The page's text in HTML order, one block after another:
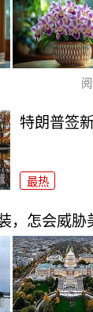
特朗普签
最热
，怎会威胁